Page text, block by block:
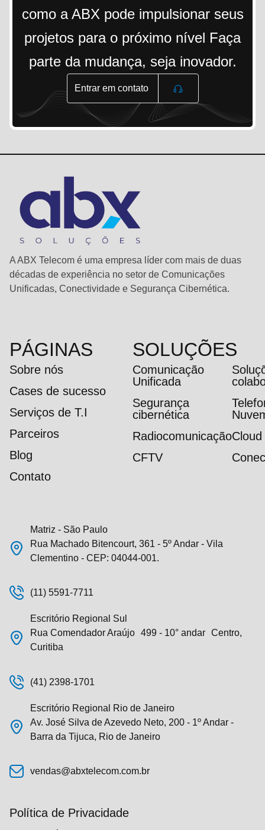
como a ABX pode impulsionar seus
projetos para o próximo nível Faça
parte da mudança, seja inovador.
Entrar em contato
A ABX Telecom é uma empresa líder com mais de duas
décadas de experiência no setor de Comunicações
Unificadas, Conectividade e Segurança Cibernética.
PÁGINAS
Sobre nós
Cases de sucesso
Serviços de T.I
Parceiros
Blog
Contato
SOLUÇÕES
Comunicação
Unificada
Segurança
cibernética
RadiocomunicaçãoCloud
CFTV
Matriz - São Paulo
Rua Machado Bitencourt, 361 - 5º Andar - Vila
Clementino - CEP: 04044-001.
(11) 5591-7711
Escritório Regional Sul
Rua Comendador Araújo 499 - 10° andar Centro,
Curitiba
(41) 2398-1701
Escritório Regional Rio de Janeiro
Av. José Silva de Azevedo Neto, 200 - 1º Andar -
Barra da Tijuca, Rio de Janeiro
vendas@abxtelecom.com.br
Política de Privacidade